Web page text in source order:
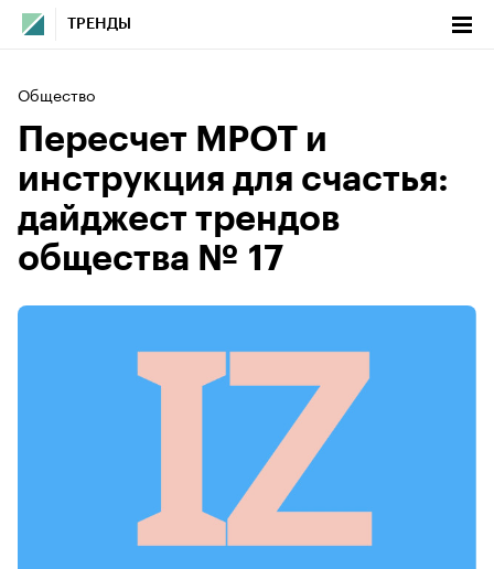
ТРЕНДЫ
Общество
Пересчет МРОТ и
инструкция для счастья:
дайджест трендов
общества № 17